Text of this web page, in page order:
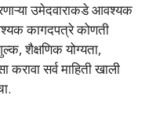
उमेदवाराकडे आवश्यक
कागदपत्रे कोणती
शैक्षणिक योग्यता,
सर्व माहिती खाली